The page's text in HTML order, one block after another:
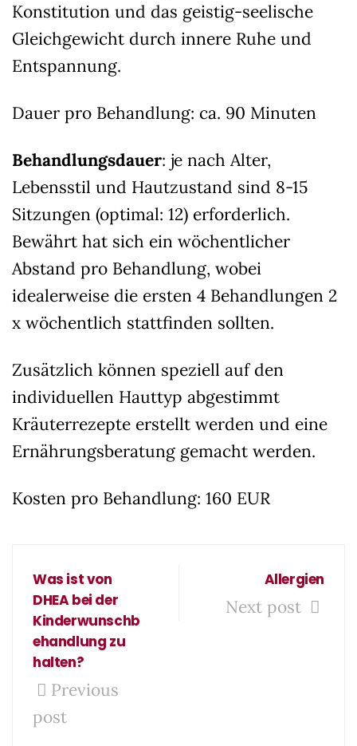
Konstitution und das geistig-seelische
Gleichgewicht durch innere Ruhe und
Entspannung.
Dauer pro Behandlung: ca. 90 Minuten
Behandlungsdauer: je nach Alter,
Lebensstil und Hautzustand sind 8-15
Sitzungen (optimal: 12) erforderlich.
Bewährt hat sich ein wöchentlicher
Abstand pro Behandlung, wobei
idealerweise die ersten 4 Behandlungen 2
x wöchentlich stattfinden sollten.
Zusätzlich können speziell auf den
individuellen Hauttyp abgestimmt
Kräuterrezepte erstellt werden und eine
Ernährungsberatung gemacht werden.
Kosten pro Behandlung: 160 EUR
Was ist von
DHEA bei der
Kinderwunschb
ehandlung zu
halten?
Previous
post
Allergien
Next post